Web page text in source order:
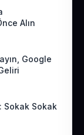
Alın
Google
Sokak Sokak